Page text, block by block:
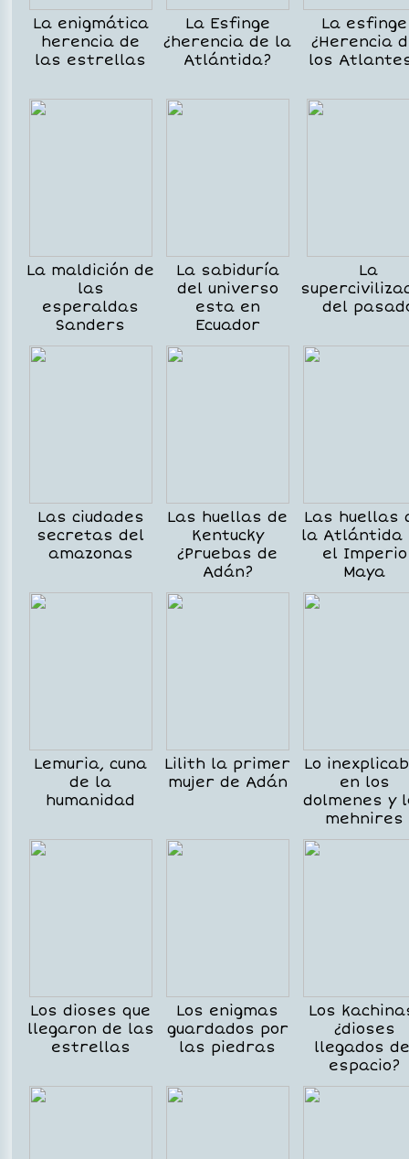
La enigmática
herencia de
las estrellas
La Esfinge
¿herencia de la
Atlántida?
La esfinge
¿Herencia
los
La maldición de
las
esperaldas
Sanders
La sabiduría
del universo
esta en
Ecuador
La
del
Las ciudades
secretas del
amazonas
Las huellas de
Kentucky
¿Pruebas de
Adán?
Las huellas
la Atlántida
el Imperio
Maya
Lemuria, cuna
de la
humanidad
Lilith la primer
mujer de Adán
Lo
en los
dolmenes y
mehnires
Los dioses que
llegaron de las
estrellas
Los enigmas
guardados por
las piedras
Los
¿dioses
llegados
espacio?